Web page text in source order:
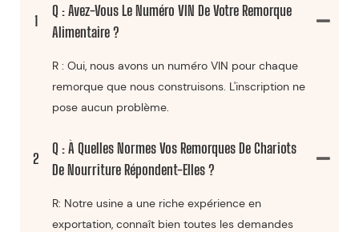
1
Q : Avez-Vous Le Numéro VIN De Votre Remorque
Alimentaire ?
R : Oui, nous avons un numéro VIN pour chaque
remorque que nous construisons. L'inscription ne
pose aucun problème.
2
Q : À Quelles Normes Vos Remorques De Chariots
De Nourriture Répondent-Elles ?
R: Notre usine a une riche expérience en
exportation, connaît bien toutes les demandes